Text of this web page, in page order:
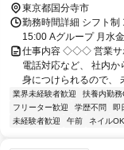
東京都国分寺市
勤務時間詳細 シフト制
15:00 Aグループ 月水
仕事内容 ◇◇◇ 営業サ
電話対応など、 社内
身につけられるので、
業界未経験者歓迎 扶養内勤務
フリーター歓迎
学歴不問 即
未経験者歓迎
午前 ネイルOK